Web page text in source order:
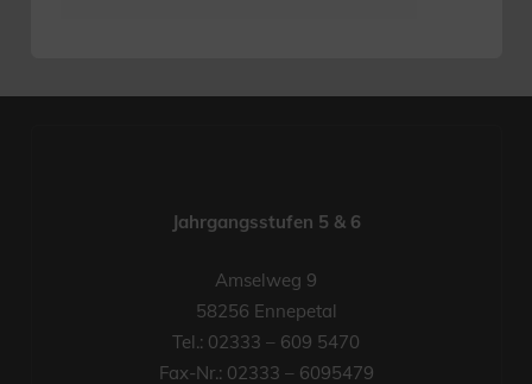
Jahrgangsstufen 5 & 6
Amselweg 9
58256 Ennepetal
Tel.: 02333 – 609 5470
Fax-Nr.: 02333 – 6095479